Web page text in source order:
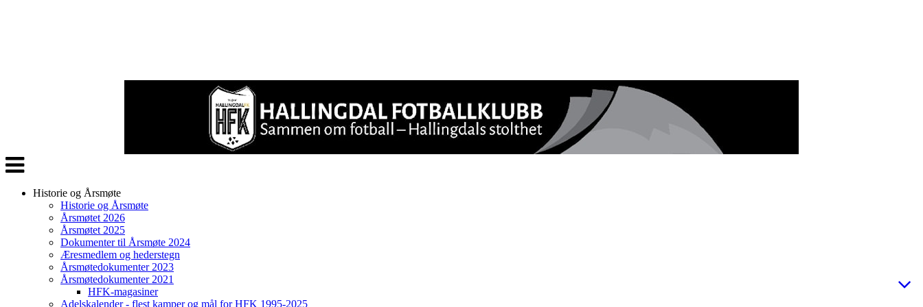
Veksle
navigasjon
Historie og Årsmøte
Historie og Årsmøte
Årsmøtet 2026
Årsmøtet 2025
Dokumenter til Årsmøte 2024
Æresmedlem og hederstegn
Årsmøtedokumenter 2023
Årsmøtedokumenter 2021
HFK-magasiner
Adelskalender - flest kamper og mål for HFK 1995-2025